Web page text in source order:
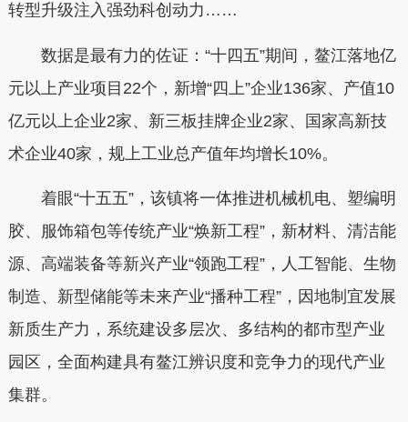
转型升级注入强劲科创动力……
数据是最有力的佐证：“十四五”期间，鳌江落地亿
元以上产业项目22个，新增“四上”企业136家、产值10
亿元以上企业2家、新三板挂牌企业2家、国家高新技
术企业40家，规上工业总产值年均增长10%。
着眼“十五五”，该镇将一体推进机械机电、塑编明
胶、服饰箱包等传统产业“焕新工程”，新材料、清洁能
源、高端装备等新兴产业“领跑工程”，人工智能、生物
制造、新型储能等未来产业“播种工程”，因地制宜发展
新质生产力，系统建设多层次、多结构的都市型产业
园区，全面构建具有鳌江辨识度和竞争力的现代产业
集群。